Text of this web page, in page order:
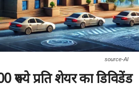
source-AI
रुपये प्रति शेयर का डिविडेंड